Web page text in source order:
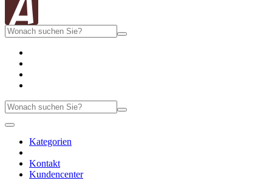
Kategorien
Kontakt
Kundencenter